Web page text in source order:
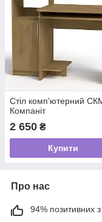
Стіл комп'ютерний
Компаніт
2 650 ₴
Купити
Про нас
94% позитивних з